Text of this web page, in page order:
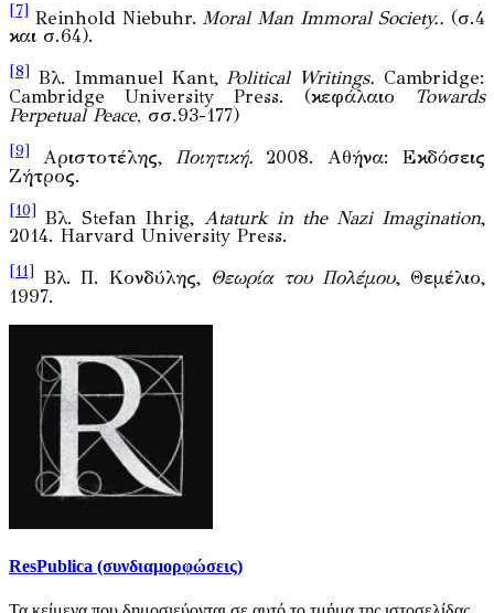
[7] Reinhold Niebuhr. Moral Man Immoral Society.. (σ.4
και σ.64).
[8] Βλ. Immanuel Kant,Political Writings. Cambridge:
Cambridge University Press. (κεφάλαιο Towards
Perpetual Peace, σσ.93-177)
[9] Αριστοτέλης, Ποιητική. 2008. Αθήνα: Εκδόσεις
Ζήτρος.
[10] Βλ. Stefan Ihrig, Ataturk in the Nazi Imagination,
2014. Harvard University Press.
[11] Βλ. Π. Κονδύλης, Θεωρία του Πολέμου, Θεμέλιο,
1997.
ResPublica (συνδιαμορφώσεις)